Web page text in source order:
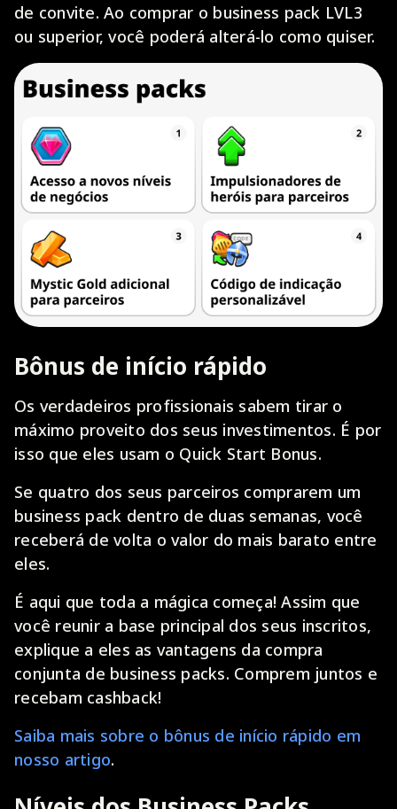
de convite. Ao comprar o business pack LVL3
ou superior, você poderá alterá-lo como quiser.
Bônus de início rápido
Os verdadeiros profissionais sabem tirar o
máximo proveito dos seus investimentos. É por
isso que eles usam o Quick Start Bonus.
Se quatro dos seus parceiros comprarem um
business pack dentro de duas semanas, você
receberá de volta o valor do mais barato entre
eles.
É aqui que toda a mágica começa! Assim que
você reunir a base principal dos seus inscritos,
explique a eles as vantagens da compra
conjunta de business packs. Comprem juntos e
recebam cashback!
Saiba mais sobre o bônus de início rápido em
nosso artigo.